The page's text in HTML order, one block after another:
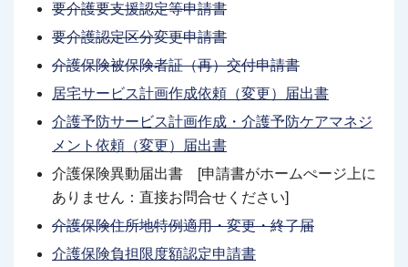
要介護要支援認定等申請書
要介護認定区分変更申請書
介護保険被保険者証（再）交付申請書
居宅サービス計画作成依頼（変更）届出書
介護予防サービス計画作成・介護予防ケアマネジ
メント依頼（変更）届出書
介護保険異動届出書 [申請書がホームぺージ上に
ありません：直接お問合せください]
介護保険住所地特例適用・変更・終了届
介護保険負担限度額認定申請書